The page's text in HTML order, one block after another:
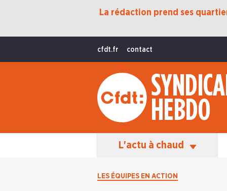
La rédaction prend ses
cfdt.fr contact
HEBDO
L'actu à chaud
Protection Sociale
International
La Vie De La CFDT
Les Équipes En Action
LES ÉQUIPES EN ACTION